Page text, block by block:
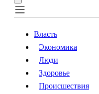
Власть
Происшествия
Власть
Экономика
Люди
Здоровье
Происшествия